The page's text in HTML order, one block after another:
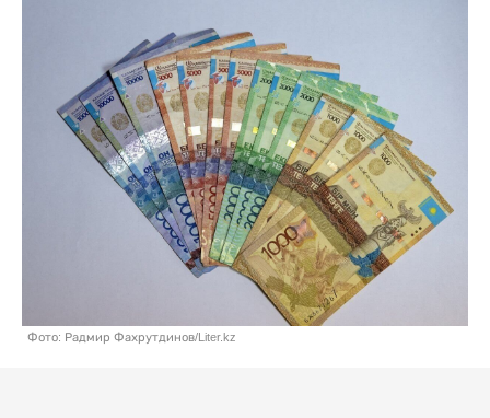
Фото: Радмир Фахрутдинов/Liter.kz